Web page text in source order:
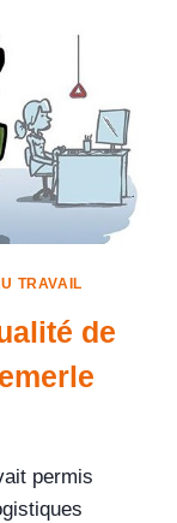
TRAVAIL
de
permis